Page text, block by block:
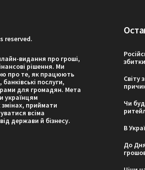
reserved.
видання про гроші,
рішення. Ми
про те, як працюють
послуги,
для громадян. Мета
українцям
змінах, приймати
всіма
держави й бізнесу.
Світу
Чи
В
До